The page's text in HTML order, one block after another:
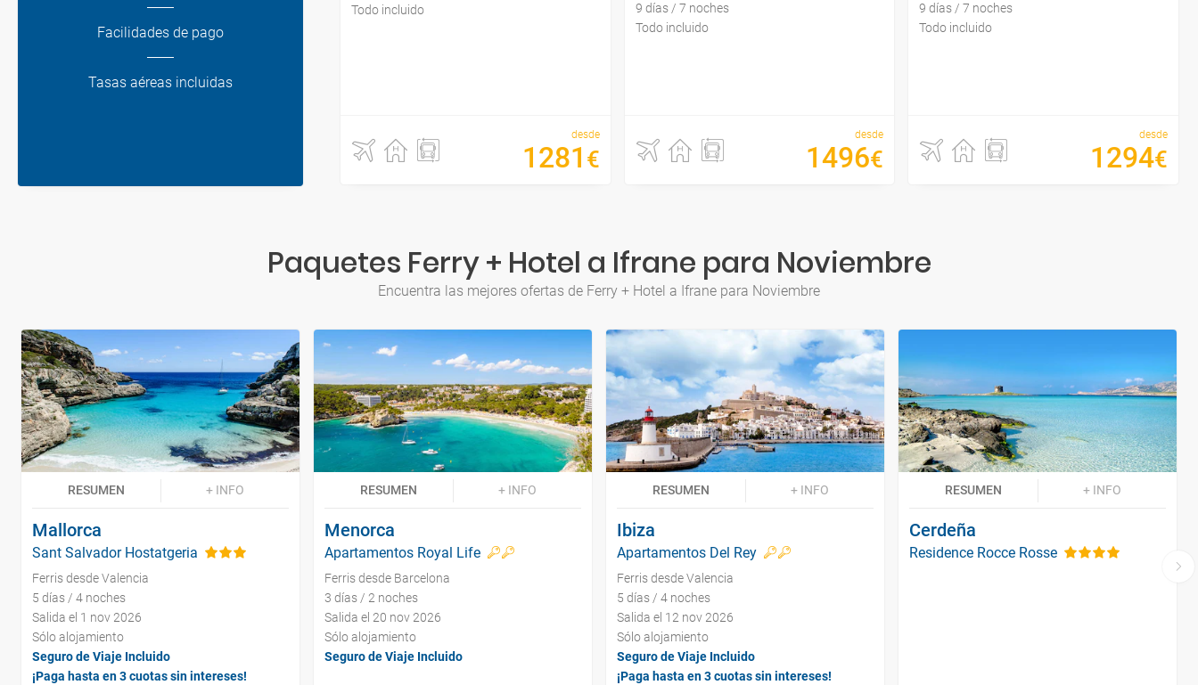
Facilidades de pago
Tasas aéreas incluidas
Todo incluido
desde
1281 €
9 días / 7 noches
Todo incluido
desde
1496€
9 días / 7 noches
Todo incluido
desde
1294€
Paquetes Ferry + Hotel a Ifrane para Noviembre
Encuentra las mejores ofertas de Ferry + Hotel a Ifrane para Noviembre
RESUMEN + INFO
Mallorca
Sant Salvador Hostatgeria
Ferris desde Valencia
5 días / 4 noches
Salida el 1 nov 2026
Sólo alojamiento
Seguro de Viaje Incluido
¡Paga hasta en 3 cuotas sin intereses!
RESUMEN + INFO
Menorca
Apartamentos Royal Life
Ferris desde Barcelona
3 días / 2 noches
Salida el 20 nov 2026
Sólo alojamiento
Seguro de Viaje Incluido
RESUMEN + INFO
Ibiza
Apartamentos Del Rey
Ferris desde Valencia
5 días / 4 noches
Salida el 12 nov 2026
Sólo alojamiento
Seguro de Viaje Incluido
¡Paga hasta en 3 cuotas sin intereses!
RESUMEN + INFO
Cerdeña
Residence Rocce Rosse